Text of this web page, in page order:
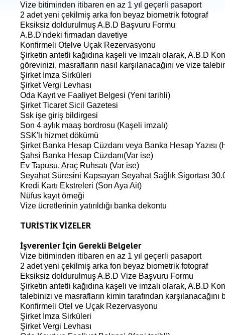
Vize bitiminden itibaren en az 1 yıl geçerli pasaport
2 adet yeni çekilmiş arka fon beyaz biometrik fotograf
Eksiksiz doldurulmuş A.B.D Başvuru Formu
A.B.D'ndeki firmadan davetiye
Konfirmeli Otelve Uçak Rezervasyonu
Şirketin antetli kağıdına kaşeli ve imzalı olarak, A.B.D
görevinizi, masrafların nasıl karşılanacağını ve vize
Şirket İmza Sirküleri
Şirket Vergi Levhası
Oda Kayıt ve Faaliyet Belgesi (Yeni tarihli)
Şirket Ticaret Sicil Gazetesi
Ssk işe giriş bildirgesi
Son 4 aylık maaş bordrosu (Kaşeli imzalı)
SSK'lı hizmet dökümü
Şirket Banka Hesap Cüzdanı veya Banka Hesap Yazısı
Şahsi Banka Hesap Cüzdanı(Var ise)
Ev Tapusu, Araç Ruhsatı (Var ise)
Seyahat Süresini Kapsayan Seyahat Sağlık Sigortası
Kredi Kartı Ekstreleri (Son Aya Ait)
Nüfus kayıt örneği
Vize ücretlerinin yatırıldığı banka dekontu
TURİSTİK VİZELER
İşverenler İçin Gerekli Belgeler
Vize bitiminden itibaren en az 1 yıl geçerli pasaport
2 adet yeni çekilmiş arka fon beyaz biometrik fotograf
Eksiksiz doldurulmuş A.B.D Vize Başvuru Formu
Şirketin antetli kağıdına kaşeli ve imzalı olarak, A.B.D
talebinizi ve masrafların kimin tarafından karşılanacağını
Konfirmeli Otel ve Uçak Rezervasyonu
Şirket İmza Sirküleri
Şirket Vergi Levhası